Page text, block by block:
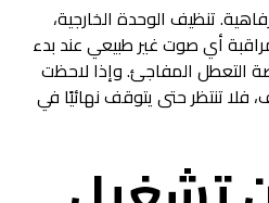
تنظيف الوحدة الخارجية،
أي صوت غير طبيعي عند بدء
التعطل المفاجئ. وإذا لاحظت
فلا تنتظر حتى يتوقف نهائيًا في